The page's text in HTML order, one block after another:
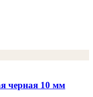
черная 10 мм